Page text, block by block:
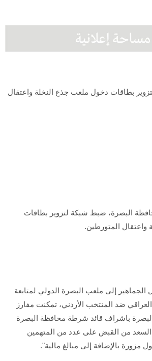
بطاقات دخول ملعب جذع النخلة واعتقال
البصرة، ضبط شبكة لتزوير بطاقات
المتورطين.
الجماهير إلى ملعب البصرة الدولي لمتابعة
العراقي ضد المنتخب الأردني، تمكنت مفارز
باشراف قائد شرطة محافظة البصرة
السعد من القبض على عدد من المتهمين